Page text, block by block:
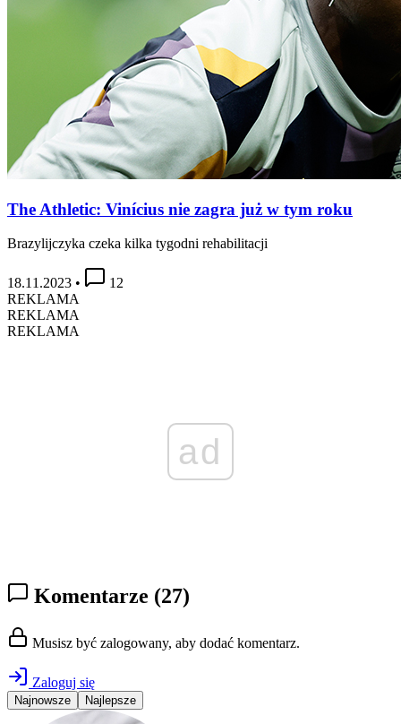
The Athletic: Vinícius nie zagra już w tym roku
Brazylijczyka czeka kilka tygodni rehabilitacji
18.11.2023 •
12
REKLAMA
REKLAMA
REKLAMA
ad
Komentarze (27)
Musisz być zalogowany, aby dodać komentarz.
Zaloguj się
Najnowsze Najlepsze